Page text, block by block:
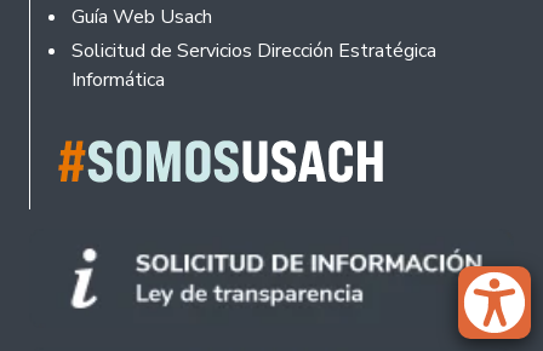
Guía Web Usach
Solicitud de Servicios Dirección Estratégica
Informática